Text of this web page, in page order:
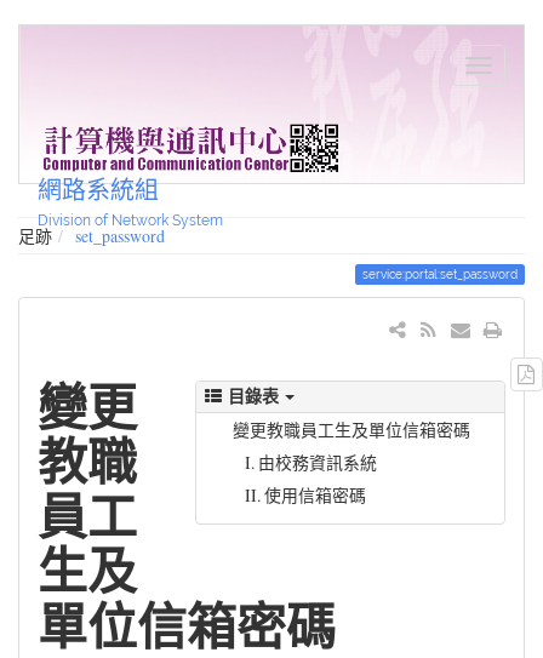
網路系統組
Division of Network System
足跡 set_password
service:portal:set_password
目錄表
變更教職員工生及單位信箱密碼
I. 由校務資訊系統
II. 使用信箱密碼
變更
教職
員工
生及
單位信箱密碼